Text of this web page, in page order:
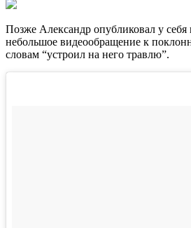
Позже Александр опубликовал у себя
небольшое видеообращение к
словам “устроил на него травлю”.